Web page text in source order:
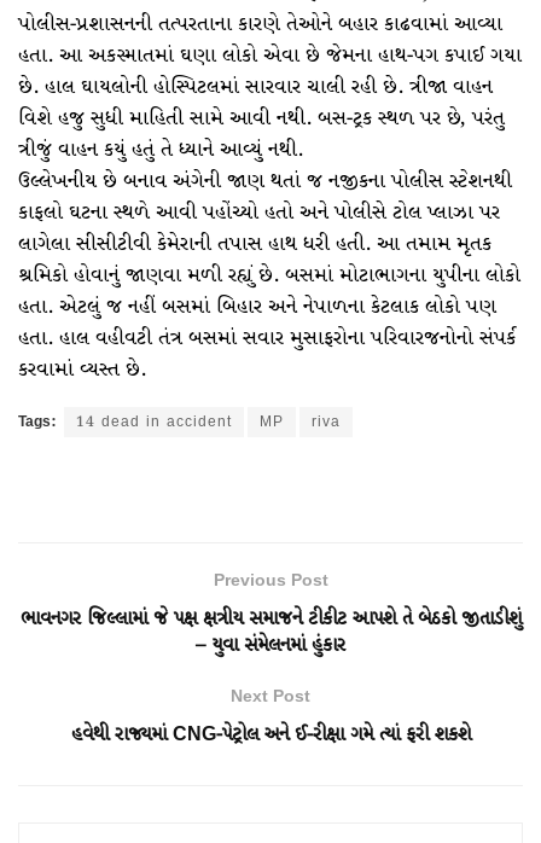
પોલીસ-પ્રશાસનની તત્પરતાના કારણે તેઓને બહાર કાઢવામાં આવ્યા
હતા. આ અકસ્માતમાં ઘણા લોકો એવા છે જેમના હાથ-પગ કપાઈ ગયા
છે. હાલ ઘાયલોની હોસ્પિટલમાં સારવાર ચાલી રહી છે. ત્રીજા વાહન
વિશે હજુ સુધી માહિતી સામે આવી નથી. બસ-ટ્રક સ્થળ પર છે, પરંતુ
ત્રીજું વાહન કયું હતું તે ધ્યાને આવ્યું નથી.
ઉલ્લેખનીય છે બનાવ અંગેની જાણ થતાં જ નજીકના પોલીસ સ્ટેશનથી
કાફલો ઘટના સ્થળે આવી પહોંચ્યો હતો અને પોલીસે ટોલ પ્લાઝા પર
લાગેલા સીસીટીવી કેમેરાની તપાસ હાથ ધરી હતી. આ તમામ મૃતક
શ્રમિકો હોવાનું જાણવા મળી રહ્યું છે. બસમાં મોટાભાગના યુપીના લોકો
હતા. એટલું જ નહીં બસમાં બિહાર અને નેપાળના કેટલાક લોકો પણ
હતા. હાલ વહીવટી તંત્ર બસમાં સવાર મુસાફરોના પરિવારજનોનો સંપર્ક
કરવામાં વ્યસ્ત છે.
Tags: 14 dead in accident MP riva
Previous Post
ભાવનગર જિલ્લામાં જે પક્ષ ક્ષત્રીય સમાજને ટીકીટ આપશે તે બેઠકો જીતાડીશું
– યુવા સંમેલનમાં હુંકાર
Next Post
હવેથી રાજ્યમાં CNG-પેટ્રોલ અને ઈ-રીક્ષા ગમે ત્યાં ફરી શકશે